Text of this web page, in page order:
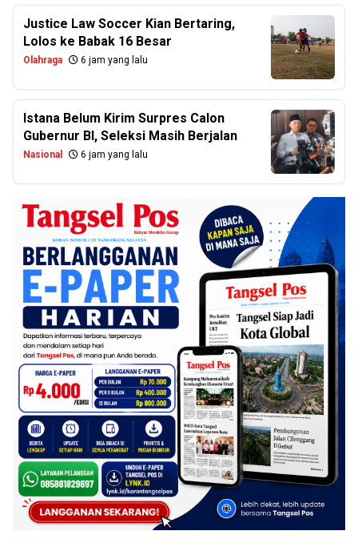
Justice Law Soccer Kian Bertaring,
Lolos ke Babak 16 Besar
Olahraga 6 jam yang lalu
Istana Belum Kirim Surpres Calon
Gubernur BI, Seleksi Masih Berjalan
Nasional 6 jam yang lalu